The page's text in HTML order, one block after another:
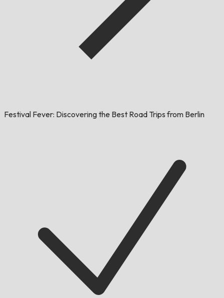
Festival Fever: Discovering the Best Road Trips from Berlin